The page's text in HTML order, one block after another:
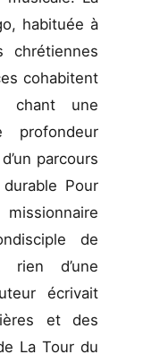
habituée à
chrétiennes
cohabitent
chant une
profondeur
parcours
Pour
missionnaire
de
rien d’une
écrivait
et des
La Tour du